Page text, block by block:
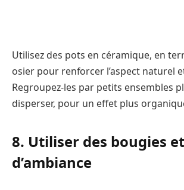
Utilisez des pots en céramique, en
osier pour renforcer l’aspect naturel
Regroupez-les par petits ensembles
disperser, pour un effet plus
8. Utiliser des bougies
d’ambiance